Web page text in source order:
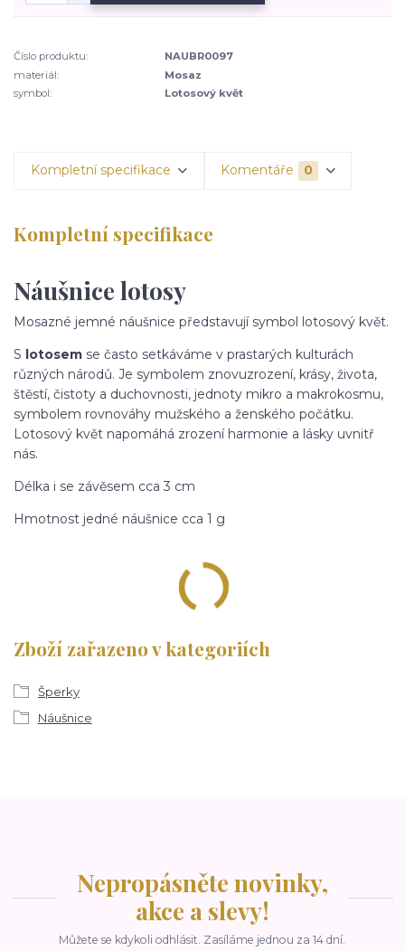
Číslo produktu:
NAUBR0097
materiál:
Mosaz
symbol:
Lotosový květ
Kompletní specifikace Komentáře 0
Kompletní specifikace
Náušnice lotosy
Mosazné jemné náušnice představují symbol lotosový květ.
S lotosem se často setkáváme v prastarých kulturách
různých národů. Je symbolem znovuzrození, krásy, života,
štěstí, čistoty a duchovnosti, jednoty mikro a makrokosmu,
symbolem rovnováhy mužského a ženského počátku.
Lotosový květ napomáhá zrození harmonie a lásky uvnitř
nás.
Délka i se závěsem cca 3 cm
Hmotnost jedné náušnice cca 1 g
Zboží zařazeno v kategoriích
Šperky
Náušnice
Nepropásněte novinky,
akce a slevy!
Můžete se kdykoli odhlásit. Zasíláme jednou za 14 dní.